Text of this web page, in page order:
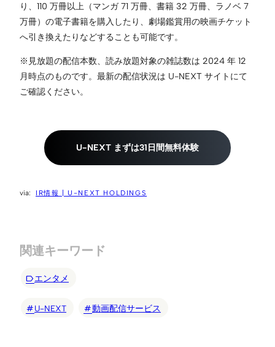
り、110 万冊以上（マンガ 71 万冊、書籍 32 万冊、ラノベ 7
万冊）の電子書籍を購入したり、劇場鑑賞用の映画チケット
へ引き換えたりなどすることも可能です。
※見放題の配信本数、読み放題対象の雑誌数は 2024 年 12
月時点のものです。最新の配信状況は U-NEXT サイトにて
ご確認ください。
U-NEXT まずは31日間無料体験
IR情報 | U-NEXT HOLDINGS
関連キーワード
エンタメ
U-NEXT 動画配信サービス